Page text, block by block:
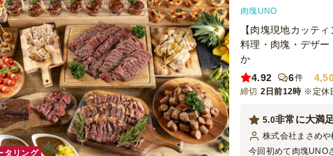
肉塊UNO
【肉塊現地カッテ
料理・肉塊・デザ
か
4.92
6件
締切 2日前12時 ※定休
非常に大満
5.0
株式会社まさめや
今回初めて肉塊UNO
タリング